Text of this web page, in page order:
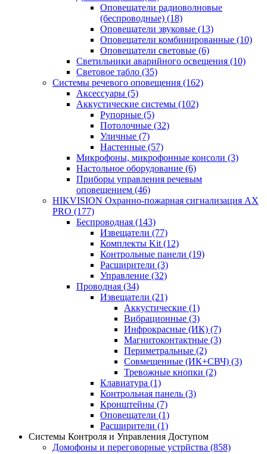
Оповещатели радиоволновые
(беспроводные) (18)
Оповещатели звуковые (13)
Оповещатели комбинированные (10)
Оповещатели световые (6)
Светильники аварийного освещения (10)
Световое табло (35)
Системы речевого оповещения (162)
Аксессуары (5)
Аккустические системы (102)
Рупорные (5)
Потолочные (32)
Уличные (7)
Настенные (57)
Микрофоны, микрофонные консоли (3)
Настольное оборудование (6)
Приборы управления речевым
оповещением (46)
HIKVISION Охранно-пожарная сигнализация AX
PRO (177)
Беспроводная (143)
Извещатели (77)
Комплекты Kit (12)
Контрольные панели (19)
Расширители (3)
Управление (32)
Проводная (34)
Извещатели (21)
Аккустические (1)
Вибрационные (3)
Инфрокрасные (ИК) (7)
Магнитоконтактные (3)
Периметральные (2)
Совмещенные (ИК+СВЧ) (3)
Тревожные кнопки (2)
Клавиатура (1)
Контрольная панель (3)
Кронштейны (7)
Оповещатели (1)
Расширители (1)
Системы Контроля и Управления Доступом
Домофоны и переговорные устрйства (858)